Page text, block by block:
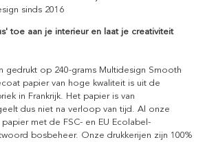
sinds 2016
toe aan je interieur en laat je creativiteit
gedrukt op 240-grams Multidesign Smooth
papier van hoge kwaliteit is uit de
in Frankrijk. Het papier is van
dus niet na verloop van tijd. Al onze
met de FSC- en EU Ecolabel-
bosbeheer. Onze drukkerijen zijn 100%